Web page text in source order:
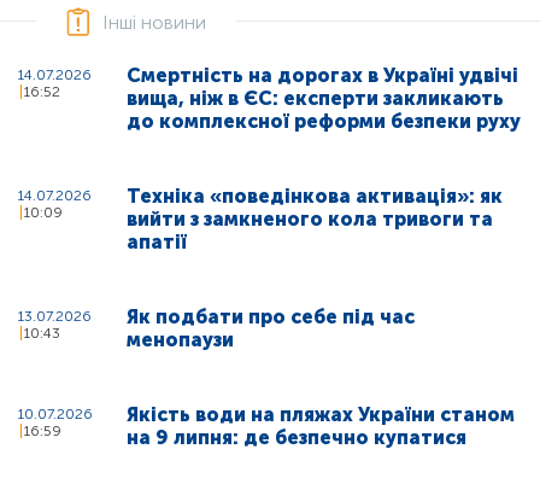
Інші новини
14.07.2026
16:52
Смертність на дорогах в Україні удвічі
вища, ніж в ЄС: експерти закликають
до комплексної реформи безпеки руху
14.07.2026
10:09
Техніка «поведінкова активація»: як
вийти з замкненого кола тривоги та
апатії
13.07.2026
10:43
Як подбати про себе під час
менопаузи
10.07.2026
16:59
Якість води на пляжах України станом
на 9 липня: де безпечно купатися